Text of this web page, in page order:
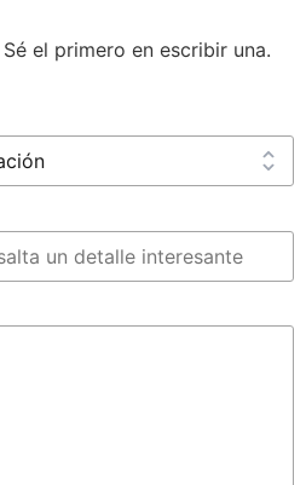
el primero en escribir una.